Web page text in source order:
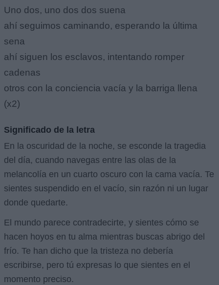
Uno dos, uno dos dos suena
ahí seguimos caminando, esperando la última
sena
ahí siguen los esclavos, intentando romper
cadenas
otros con la conciencia vacía y la barriga llena
(x2)
Significado de la letra
En la oscuridad de la noche, se esconde la tragedia
del día, cuando navegas entre las olas de la
melancolía en un cuarto oscuro con la cama vacía. Te
sientes suspendido en el vacío, sin razón ni un lugar
donde quedarte.
El mundo parece contradecirte, y sientes cómo se
hacen hoyos en tu alma mientras buscas abrigo del
frío. Te han dicho que la tristeza no debería
escribirse, pero tú expresas lo que sientes en el
momento preciso.